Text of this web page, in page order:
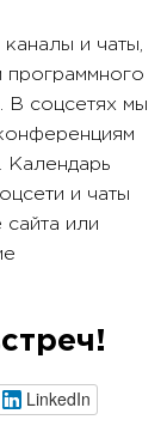
и чаты,
программного
В соцсетях мы
Календарь
и чаты
или
LinkedIn